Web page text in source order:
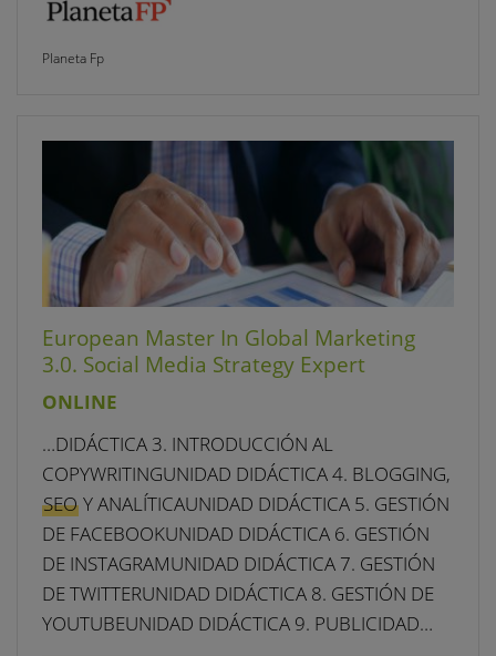
Planeta Fp
European Master In Global Marketing
3.0. Social Media Strategy Expert
ONLINE
…DIDÁCTICA 3. INTRODUCCIÓN AL
COPYWRITINGUNIDAD DIDÁCTICA 4. BLOGGING,
SEOY ANALÍTICAUNIDAD DIDÁCTICA 5. GESTIÓN
DE FACEBOOKUNIDAD DIDÁCTICA 6. GESTIÓN
DE INSTAGRAMUNIDAD DIDÁCTICA 7. GESTIÓN
DE TWITTERUNIDAD DIDÁCTICA 8. GESTIÓN DE
YOUTUBEUNIDAD DIDÁCTICA 9. PUBLICIDAD…